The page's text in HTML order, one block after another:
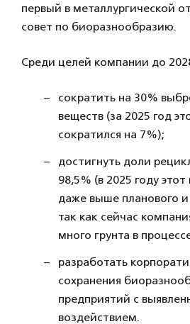
первый в металлургической
совет по биоразнообразию.
Среди целей компании до
сократить на 30%
веществ (за 2025 год
сократился на 7%);
достигнуть доли
98,5% (в 2025 году
даже выше планового и
так как сейчас
много грунта в
разработать
сохранения
предприятий с
воздействием.